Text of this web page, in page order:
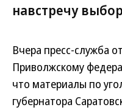
навстречу
Вчера пресс-служба
Приволжскому
что материалы по
губернатора